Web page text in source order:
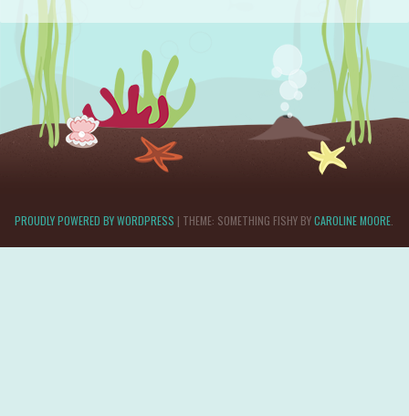
PROUDLY POWERED BY WORDPRESS | THEME: SOMETHING FISHY BYCAROLINE MOORE.